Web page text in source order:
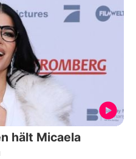
hält Micaela